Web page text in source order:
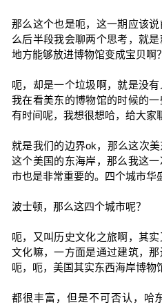
那么这个也是呃，这一期应该
么后半段我会聊两个思考，就
地方能够放进博物馆变成宝贝啊
呃，却是一个垃圾啊，就是没
我在看美东的博物馆的时候的
有时间呢，我想很想哈，给大家
就是我们的边界ok，那么这次
这个美国的东海岸，那么我这
市也是非常重要的。四个城市华
波士顿，那么这四个城市呢？
呃，又叫历史文化之旅啊，其
文化嘛，一方面是通过建筑，那
呃，呃，美国其实东西海岸博物
都很丰富，但是不可否认，哈